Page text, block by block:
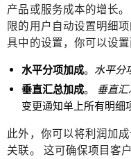
产品或服务成本的增长
限的用户自动设置明细
具中的设置，你可以设
水平分项加成。 水平分
垂直汇总加成。 垂直
变更通知单上所有明细
此外，你可以将利润加
关联。 这可确保项目客